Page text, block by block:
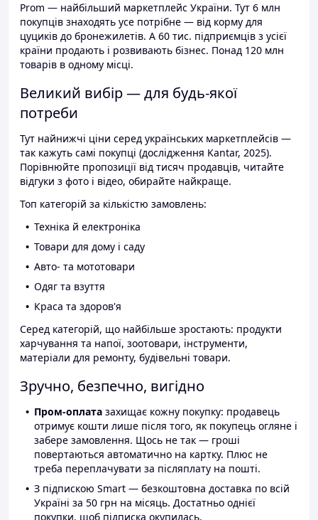
Prom — найбільший маркетплейс України. Тут 6 млн
покупців знаходять усе потрібне — від корму для
цуциків до бронежилетів. А 60 тис. підприємців з усієї
країни продають і розвивають бізнес. Понад 120 млн
товарів в одному місці.
Великий вибір — для будь-якої
потреби
Тут найнижчі ціни серед українських маркетплейсів —
так кажуть самі покупці (дослідження Kantar, 2025).
Порівнюйте пропозиції від тисяч продавців, читайте
відгуки з фото і відео, обирайте найкраще.
Топ категорій за кількістю замовлень:
Техніка й електроніка
Товари для дому і саду
Авто- та мототовари
Одяг та взуття
Краса та здоров'я
Серед категорій, що найбільше зростають: продукти
харчування та напої, зоотовари, інструменти,
матеріали для ремонту, будівельні товари.
Зручно, безпечно, вигідно
Пром-оплата захищає кожну покупку: продавець
отримує кошти лише після того, як покупець огляне і
забере замовлення. Щось не так — гроші
повертаються автоматично на картку. Плюс не
треба переплачувати за післяплату на пошті.
З підпискою Smart — безкоштовна доставка по всій
Україні за 50 грн на місяць. Достатньо однієї
покупки, щоб підписка окупилась.